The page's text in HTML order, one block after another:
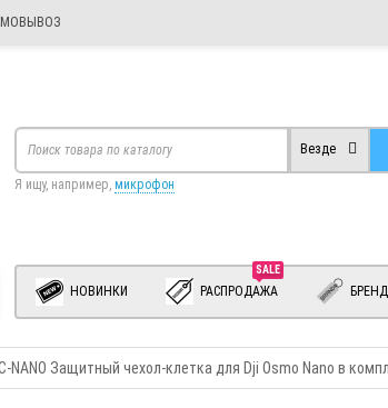
Везде
Я ищу, например, микрофон
НОВИНКИ
SALE
РАСПРОДАЖА
NANO Защитный чехол-клетка для Dji Osmo Nano в